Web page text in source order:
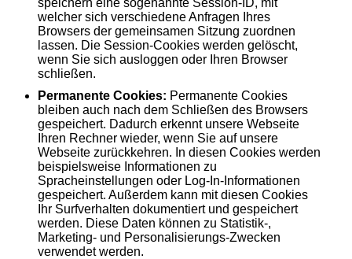
welcher sich verschiedene Anfragen Ihres
Browsers der gemeinsamen Sitzung zuordnen
lassen. Die Session-Cookies werden gelöscht,
wenn Sie sich ausloggen oder Ihren Browser
schließen.
Permanente Cookies: Permanente Cookies
bleiben auch nach dem Schließen des Browsers
gespeichert. Dadurch erkennt unsere Webseite
Ihren Rechner wieder, wenn Sie auf unsere
Webseite zurückkehren. In diesen Cookies werden
beispielsweise Informationen zu
Spracheinstellungen oder Log-In-Informationen
gespeichert. Außerdem kann mit diesen Cookies
Ihr Surfverhalten dokumentiert und gespeichert
werden. Diese Daten können zu Statistik-,
Marketing- und Personalisierungs-Zwecken
verwendet werden.